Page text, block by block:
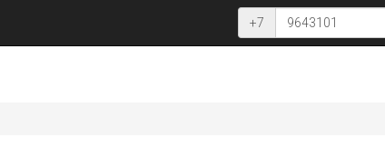
+7